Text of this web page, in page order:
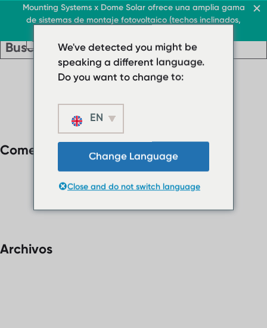
Mounting Systems x Dome Solar ofrece una amplia gama
de sistemas de montaje fotovoltaico (techos inclinados,
Techos planos
› Sistema de cubierta
› Sistema de techo
› FAQ
Contacto
ES
Techo y comercio
Techo y comercio
Techos planos
› Sistema de
cubierta plana
Protector solar
Quiénes somos
Comentarios recientes
Archivos
We've detected you might be
speaking a different language.
Do you want to change to:
EN
Change Language
Close and do not switch language